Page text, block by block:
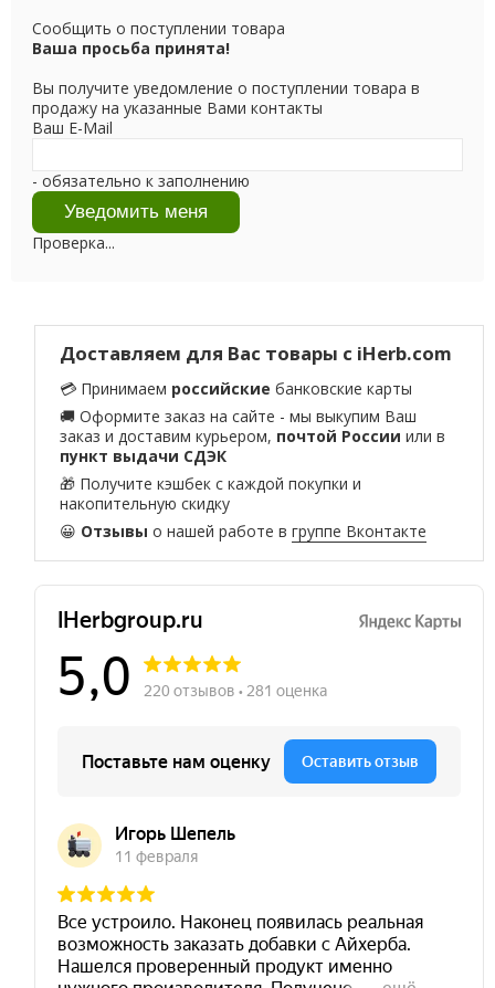
Сообщить о поступлении товара
Ваша просьба принята!
Вы получите уведомление о поступлении товара в
продажу на указанные Вами контакты
Ваш E-Mail
- обязательно к заполнению
Проверка...
Доставляем для Вас товары с iHerb.com
💳 Принимаем российские банковские карты
🚚 Оформите заказ на сайте - мы выкупим Ваш
заказ и доставим курьером, почтой России или в
пункт выдачи СДЭК
🎁 Получите кэшбек с каждой покупки и
накопительную скидку
😀 Отзывы о нашей работе вгруппе Вконтакте